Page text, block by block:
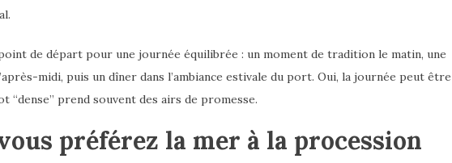
de départ pour une journée équilibrée : un moment de tradition le matin, une
midi, puis un dîner dans l’ambiance estivale du port. Oui, la journée peut être
“dense” prend souvent des airs de promesse.
préférez la mer à la procession